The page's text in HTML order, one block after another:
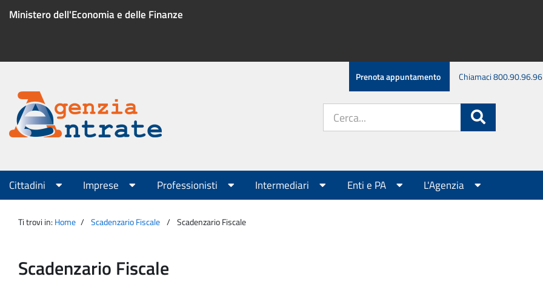
Ministero dell'Economia e delle Finanze
Menu
servizio
Prenota appuntamento Chiamaci 800.90.96.96
Agenzia
Entrate
sito:
Menu
principale
Cittadini Imprese Professionisti Intermediari Enti e PA L'Agenzia
Ti trovi in: Home Scadenzario Fiscale Scadenzario Fiscale
Scadenzario Fiscale